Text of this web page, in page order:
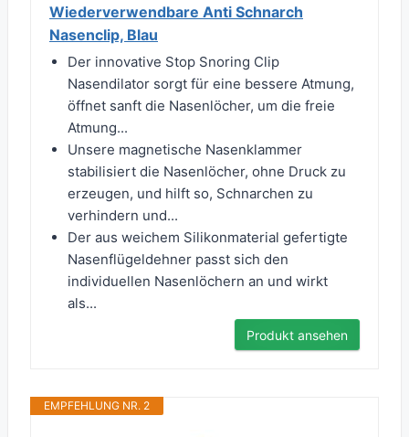
Wiederverwendbare Anti Schnarch
Nasenclip, Blau
Der innovative Stop Snoring Clip
Nasendilator sorgt für eine bessere Atmung,
öffnet sanft die Nasenlöcher, um die freie
Atmung...
Unsere magnetische Nasenklammer
stabilisiert die Nasenlöcher, ohne Druck zu
erzeugen, und hilft so, Schnarchen zu
verhindern und...
Der aus weichem Silikonmaterial gefertigte
Nasenflügeldehner passt sich den
individuellen Nasenlöchern an und wirkt
als...
Produkt ansehen
EMPFEHLUNG NR. 2